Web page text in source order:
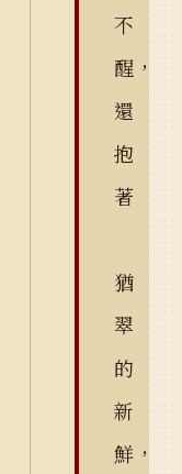
不
醒，
還
抱
著
猶
翠
的
新
鮮，